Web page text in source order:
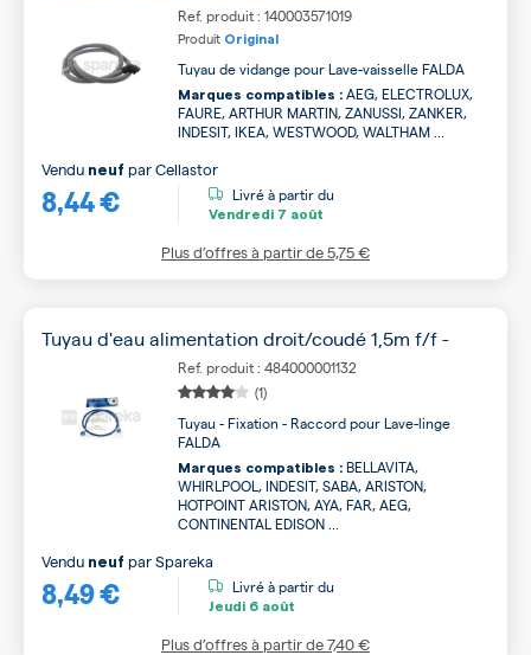
Ref. produit : 140003571019
Produit Original
Tuyau de vidange pour Lave-vaisselle FALDA
Marques compatibles : AEG, ELECTROLUX,
FAURE, ARTHUR MARTIN, ZANUSSI, ZANKER,
INDESIT, IKEA, WESTWOOD, WALTHAM ...
8,44 €
Vendu neuf parCellastor
Livré à partir du
Vendredi 7 août
Plus d’offres à partir de5,75 €
Tuyau d'eau alimentation droit/coudé 1,5m f/f -
Ref. produit : 484000001132
(1)
Tuyau - Fixation - Raccord pour Lave-linge
FALDA
Marques compatibles : BELLAVITA,
WHIRLPOOL, INDESIT, SABA, ARISTON,
HOTPOINT ARISTON, AYA, FAR, AEG,
CONTINENTAL EDISON ...
8,49 €
Vendu neuf parSpareka
Livré à partir du
Jeudi 6 août
Plus d’offres à partir de7,40 €